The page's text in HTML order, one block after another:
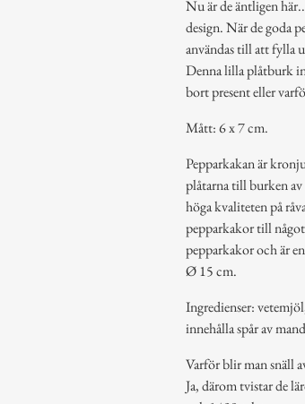
Nu är de äntligen
design. När de goda
användas till att fylla
Denna lilla plåtburk
bort present eller
Mått: 6 x 7 cm.
Pepparkakan är
plåtarna till burken av
höga kvaliteten på
pepparkakor till
pepparkakor och är
Ø 15 cm.
Ingredienser:
innehålla spår av
Varför blir man snäll
Ja, därom tvistar de